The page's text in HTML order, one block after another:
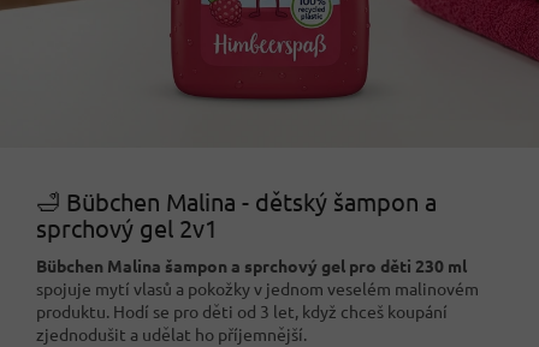
🛁 Bübchen Malina - dětský šampon a
sprchový gel 2v1
Bübchen Malina šampon a sprchový gel pro děti 230 ml
spojuje mytí vlasů a pokožky v jednom veselém malinovém
produktu. Hodí se pro děti od 3 let, když chceš koupání
zjednodušit a udělat ho příjemnější.